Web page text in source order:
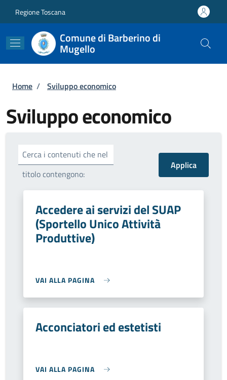
Regione Toscana
Comune di Barberino di
Mugello
Briciole di pane
Home / Sviluppo economico
Sviluppo economico
Cerca i contenuti che nel
titolo contengono:
Accedere ai servizi del SUAP
(Sportello Unico Attività
Produttive)
VAI ALLA PAGINA
Acconciatori ed estetisti
VAI ALLA PAGINA